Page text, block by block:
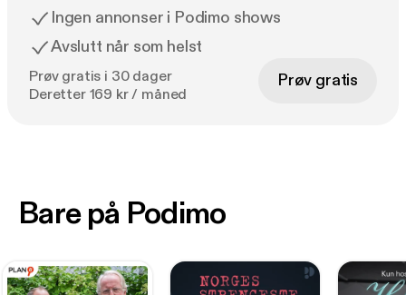
Ingen annonser i Podimo shows
Avslutt når som helst
Prøv gratis i 30 dager
Deretter 169 kr / måned
Prøv gratis
Bare på Podimo